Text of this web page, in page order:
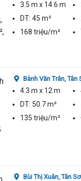
3.5 m x 14.6 m
DT: 45 m²
168 triệu/m²
Bành Văn Trân,Tân
4.3 m x 12 m
DT: 50.7 m²
135 triệu/m²
Bùi Thị Xuân,Tân